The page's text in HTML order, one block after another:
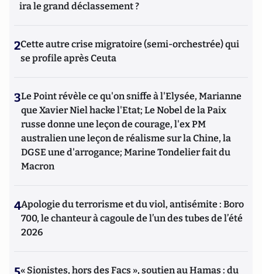
ira le grand déclassement ?
2Cette autre crise migratoire (semi-orchestrée) qui
se profile après Ceuta
3Le Point révèle ce qu'on sniffe à l'Elysée, Marianne
que Xavier Niel hacke l'Etat; Le Nobel de la Paix
russe donne une leçon de courage, l'ex PM
australien une leçon de réalisme sur la Chine, la
DGSE une d'arrogance; Marine Tondelier fait du
Macron
4Apologie du terrorisme et du viol, antisémite : Boro
700, le chanteur à cagoule de l’un des tubes de l’été
2026
« Sionistes, hors des Facs », soutien au Hamas : du